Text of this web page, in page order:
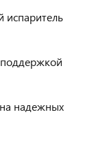
испаритель
надежных